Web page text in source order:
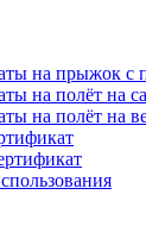
на прыжок с
на полёт на
на полёт на